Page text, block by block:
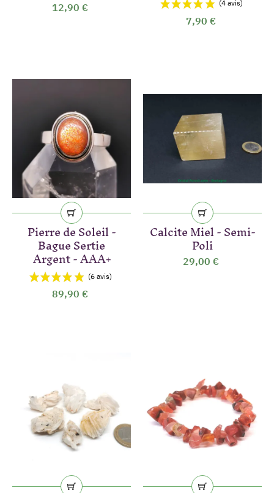
12,90 €
7,90 €
Pierre de Soleil -
Bague Sertie
Argent - AAA+
89,90 €
Calcite Miel - Semi-
Poli
29,00 €